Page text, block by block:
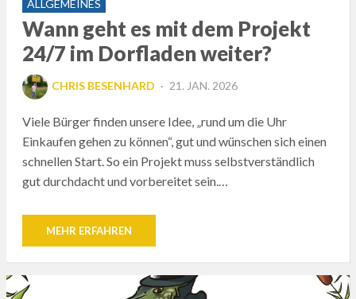
ALLGEMEINES
Wann geht es mit dem Projekt
24/7 im Dorfladen weiter?
CHRIS BESENHARD
POSTED
21. JAN. 2026
Viele Bürger finden unsere Idee, „rund um die Uhr
Einkaufen gehen zu können“, gut und wünschen sich einen
schnellen Start. So ein Projekt muss selbstverständlich
gut durchdacht und vorbereitet sein.…
MEHR ERFAHREN